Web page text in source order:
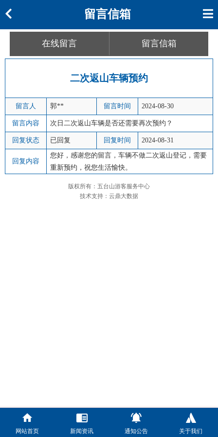
留言信箱
在线留言 留言信箱
二次返山车辆预约
留言人 郭** 留言时间 2024-08-30
留言内容 次日二次返山车辆是否还需要再次预约？
回复状态 已回复 回复时间 2024-08-31
回复内容
您好，感谢您的留言，车辆不做二次返山登记，需要
重新预约，祝您生活愉快。
版权所有：五台山游客服务中心
技术支持：云鼎大数据
网站首页 新闻资讯 通知公告 关于我们